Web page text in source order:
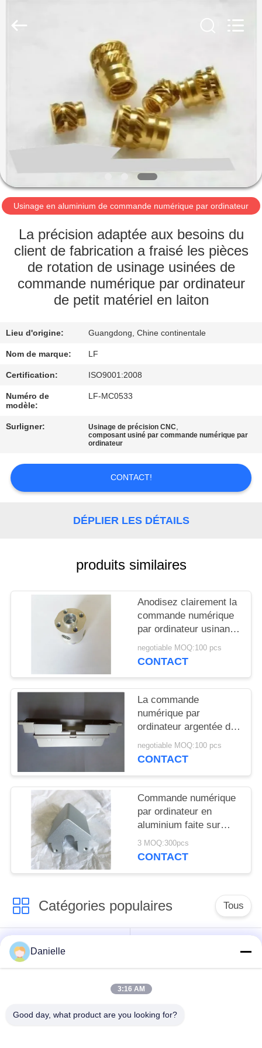
MAISON
PRODUITS
VIDÉOS
À
PROPOS
DE
NOUS
L'USINE
CONTRÔLE
DE
LA
NOUS
CONTACTER
PLAN
POLICY
Industrial
Co.,Limited.
Usinage en aluminium de commande numérique par ordinateur
La précision adaptée aux besoins du
client de fabrication a fraisé les pièces
de rotation de usinage usinées de
commande numérique par ordinateur
de petit matériel en laiton
Lieu d'origine: Guangdong, Chine continentale
Nom de marque: LF
Certification: ISO9001:2008
Numéro de
modèle:
LF-MC0533
Surligner: Usinage de précision CNC,
composant usiné par commande numérique par
ordinateur
CONTACT!
DÉPLIER LES DÉTAILS
produits similaires
Anodisez clairement la
commande numérique
par ordinateur usinant
précieux de pièces de
processus haut avec
negotiable MOQ:100 pcs
CONTACT
La commande
numérique par
ordinateur argentée de
haute précision
d'anodisation a usiné la
negotiable MOQ:100 pcs
CONTACT
Commande numérique
par ordinateur en
aluminium faite sur
commande de
précision usinant
3 MOQ:300pcs
CONTACT
Catégories populaires Tous
Die Castings en
aluminium
aluminium
de commande
commande
Danielle
3:16 AM
Good day, what product are you looking for?